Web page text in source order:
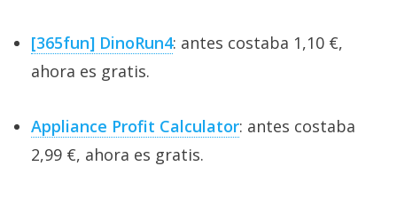
[365fun] DinoRun4: antes costaba 1,10 €,
ahora es gratis.
Appliance Profit Calculator: antes costaba
2,99 €, ahora es gratis.